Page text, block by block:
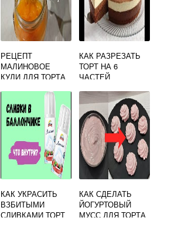
РЕЦЕПТ
МАЛИНОВОЕ
КУЛИ ДЛЯ ТОРТА
КАК РАЗРЕЗАТЬ
ТОРТ НА 6
ЧАСТЕЙ
КАК УКРАСИТЬ
ВЗБИТЫМИ
СЛИВКАМИ ТОРТ
КАК СДЕЛАТЬ
ЙОГУРТОВЫЙ
МУСС ДЛЯ ТОРТА